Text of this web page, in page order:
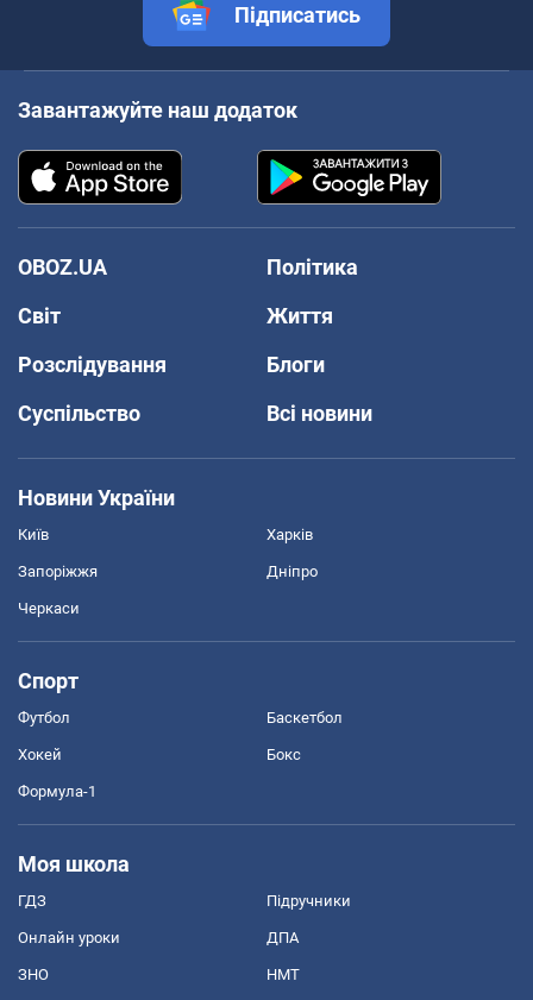
Підписатись
Завантажуйте наш додаток
OBOZ.UA
Політика
Світ
Життя
Розслідування
Блоги
Суспільство
Всі новини
Новини України
Київ Харків
Запоріжжя Дніпро
Черкаси
Спорт
Футбол Баскетбол
Хокей Бокс
Формула-1
Моя школа
ГДЗ Підручники
Онлайн уроки ДПА
ЗНО НМТ